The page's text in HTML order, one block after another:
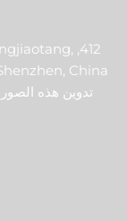
تدوين هذه الصورة في عام 2011 في